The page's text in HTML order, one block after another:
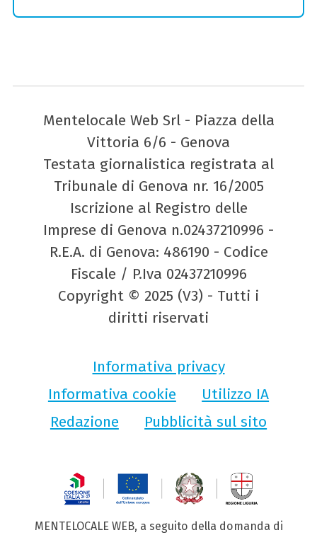
Mentelocale Web Srl - Piazza della
Vittoria 6/6 - Genova
Testata giornalistica registrata al
Tribunale di Genova nr. 16/2005
Iscrizione al Registro delle
Imprese di Genova n.02437210996 -
R.E.A. di Genova: 486190 - Codice
Fiscale / P.Iva 02437210996
Copyright © 2025 (V3) - Tutti i
diritti riservati
Informativa privacy
Informativa cookie
Utilizzo IA
Redazione
Pubblicità sul sito
MENTELOCALE WEB, a seguito della domanda di